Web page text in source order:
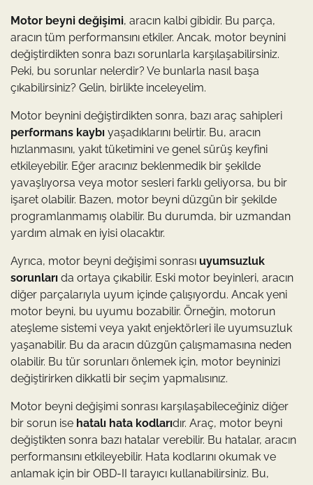
Motor beyni değişimi, aracın kalbi gibidir. Bu parça,
aracın tüm performansını etkiler. Ancak, motor beynini
değiştirdikten sonra bazı sorunlarla karşılaşabilirsiniz.
Peki, bu sorunlar nelerdir? Ve bunlarla nasıl başa
çıkabilirsiniz? Gelin, birlikte inceleyelim.
Motor beynini değiştirdikten sonra, bazı araç sahipleri
performans kaybı yaşadıklarını belirtir. Bu, aracın
hızlanmasını, yakıt tüketimini ve genel sürüş keyfini
etkileyebilir. Eğer aracınız beklenmedik bir şekilde
yavaşlıyorsa veya motor sesleri farklı geliyorsa, bu bir
işaret olabilir. Bazen, motor beyni düzgün bir şekilde
programlanmamış olabilir. Bu durumda, bir uzmandan
yardım almak en iyisi olacaktır.
Ayrıca, motor beyni değişimi sonrası uyumsuzluk
sorunları da ortaya çıkabilir. Eski motor beyinleri, aracın
diğer parçalarıyla uyum içinde çalışıyordu. Ancak yeni
motor beyni, bu uyumu bozabilir. Örneğin, motorun
ateşleme sistemi veya yakıt enjektörleri ile uyumsuzluk
yaşanabilir. Bu da aracın düzgün çalışmamasına neden
olabilir. Bu tür sorunları önlemek için, motor beyninizi
değiştirirken dikkatli bir seçim yapmalısınız.
Motor beyni değişimi sonrası karşılaşabileceğiniz diğer
bir sorun ise hatalı hata kodlarıdır. Araç, motor beyni
değiştikten sonra bazı hatalar verebilir. Bu hatalar, aracın
performansını etkileyebilir. Hata kodlarını okumak ve
anlamak için bir OBD-II tarayıcı kullanabilirsiniz. Bu,